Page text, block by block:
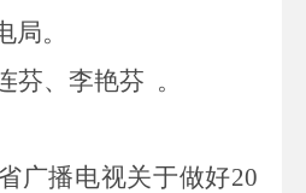
局。
芬、李艳芬 。
广播电视关于做好20